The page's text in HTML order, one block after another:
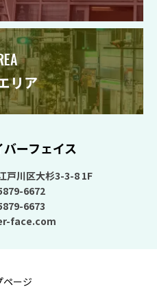
リア
ーフェイス
戸川区大杉3-3-8 1F
6672
6673
face.com
ページ